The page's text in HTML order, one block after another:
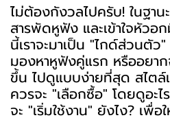
ไม่ต้องกังวลไปครับ! ในฐา
สารพัดหูฟัง และเข้าใจหัว
นี้เราจะมาเป็น "ไกด์ส่วนตั
มองหาหูฟังคู่แรก หรืออยาก
ขึ้น ไปดูแบบง่ายที่สุด สไต
ควรจะ "เลือกซื้อ" โดยดูอะ
จะ "เริ่มใช้งาน" ยังไง? เพื่